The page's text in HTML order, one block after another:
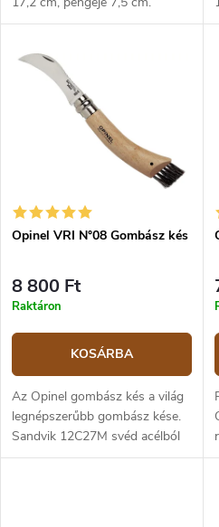
Guibourtia fából készült
Opinel VRI N°08 Gombász kés
8 800 Ft
Raktáron
KOSÁRBA
Az Opinel gombász kés a világ
legnépszerűbb gombász kése.
Sandvik 12C27M svéd acélból
készült kézi élezéssal a 8,5 cm